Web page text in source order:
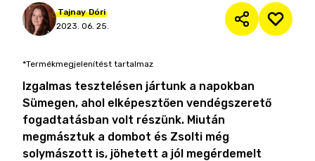
Tajnay Dóri
2023. 06. 25.
*Termékmegjelenítést tartalmaz
Izgalmas tesztelésen jártunk a napokban
Sümegen, ahol elképesztően vendégszerető
fogadtatásban volt részünk. Miután
megmásztuk a dombot és Zsolti még
solymászott is, jöhetett a jól megérdemelt